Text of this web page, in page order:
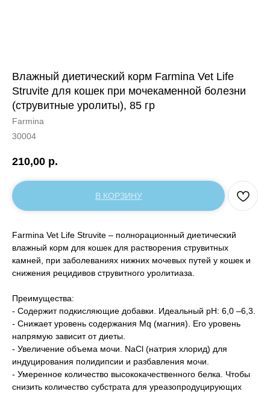
Влажный диетический корм Farmina Vet Life
Struvite для кошек при мочекаменной болезни
(струвитные уролиты), 85 гр
Farmina
30004
210,00 р.
В КОРЗИНУ
Farmina Vet Life Struvite – полнорационный диетический
влажный корм для кошек для растворения струвитных
камней, при заболеваниях нижних мочевых путей у кошек и
снижения рецидивов струвитного уролитиаза.
Преимущества:
- Содержит подкисляющие добавки. Идеальный рН: 6,0 –6,3.
- Снижает уровень содержания Mq (магния). Его уровень
напрямую зависит от диеты.
- Увеличение объема мочи. NaCl (натрия хлорид) для
индуцирования полидипсии и разбавления мочи.
- Умеренное количество высококачественного белка. Чтобы
снизить количество субстрата для уреазопродуцирующих